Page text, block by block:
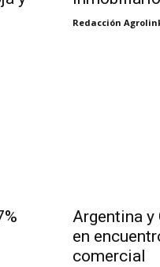
Redacción
Argentina y
en
comercial